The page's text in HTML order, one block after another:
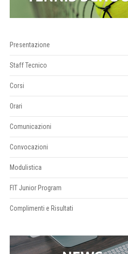
Presentazione
Staff Tecnico
Corsi
Orari
Comunicazioni
Convocazioni
Modulistica
FIT Junior Program
Complimenti e Risultati